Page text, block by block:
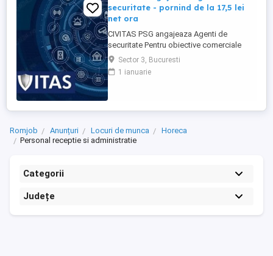
securitate - pornind de la 17,5 lei
net ora
CIVITAS PSG angajeaza Agenti de
securitate Pentru obiective comerciale
(magazine de haine din mall-urile din
Bucuresti) CONTACT: apel la numarul din
anunt Locatia: Park Lake, metrou Dristor
Garantam Salariu, program, ...
Sector 3, Bucuresti
1 ianuarie
Romjob Anunțuri Locuri de munca
Horeca
Personal receptie si administratie
Categorii
Județe